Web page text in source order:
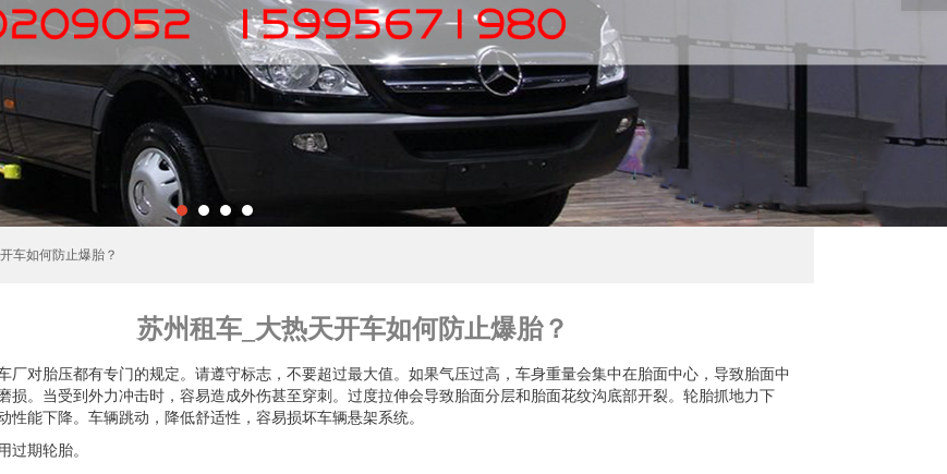
车如何防止爆胎？
苏州租车_​大热天开车如何防止爆胎？
厂对胎压都有专门的规定。请遵守标志，不要超过最大值。如果气压过高，车身重量会集中在胎面中心，导致胎面中
损。当受到外力冲击时，容易造成外伤甚至穿刺。过度拉伸会导致胎面分层和胎面花纹沟底部开裂。轮胎抓地力下
性能下降。车辆跳动，降低舒适性，容易损坏车辆悬架系统。
过期轮胎。